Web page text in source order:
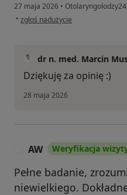
27 maja 2026 • Otolaryngolodzy24
• w opinii użytkownika Olga
zgłoś nadużycie
dr n. med. Marcin
Dziękuję za opinię :)
28 maja 2026
AW Weryfikacja
Pełne badanie,
niewielkiego.